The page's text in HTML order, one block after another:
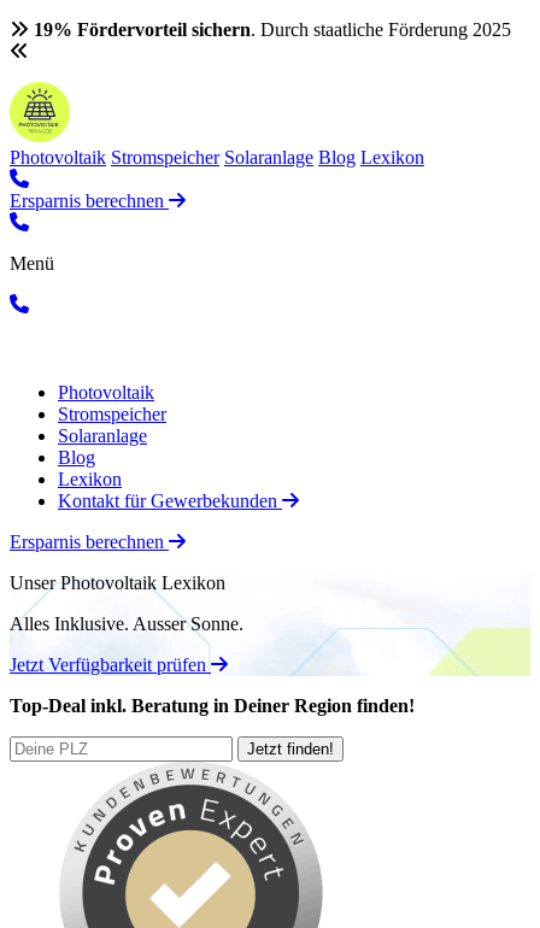
19% Fördervorteil sichern. Durch staatliche Förderung 2025
Photovoltaik Stromspeicher Solaranlage Blog Lexikon
Ersparnis berechnen
Menü
Photovoltaik
Stromspeicher
Solaranlage
Blog
Lexikon
Kontakt für Gewerbekunden
Ersparnis berechnen
Unser Photovoltaik Lexikon
Alles Inklusive. Ausser Sonne.
Jetzt Verfügbarkeit prüfen
Top-Deal inkl. Beratung in Deiner Region finden!